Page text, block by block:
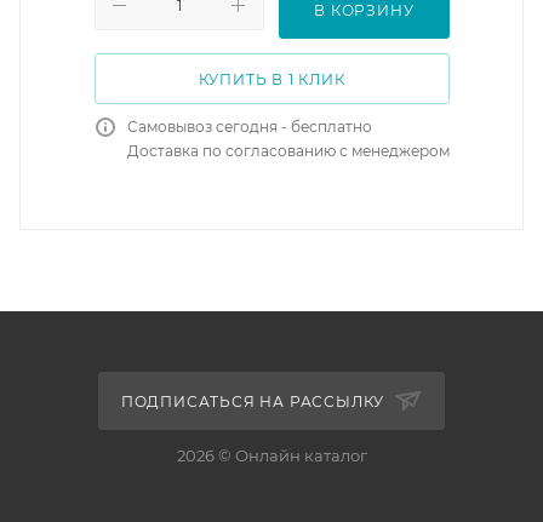
В КОРЗИНУ
КУПИТЬ В 1 КЛИК
Самовывоз сегодня - бесплатно
Доставка по согласованию с менеджером
ПОДПИСАТЬСЯ НА РАССЫЛКУ
2026 © Онлайн каталог